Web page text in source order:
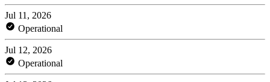
Jul 11, 2026
Operational
Jul 12, 2026
Operational